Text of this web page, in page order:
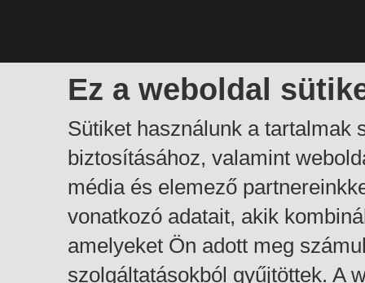
Ez a weboldal
Sütiket használunk a tartalmak
biztosításához, valamint
média és elemező
vonatkozó adatait, akik
amelyeket Ön adott meg
szolgáltatásokból gyűjtöttek. A